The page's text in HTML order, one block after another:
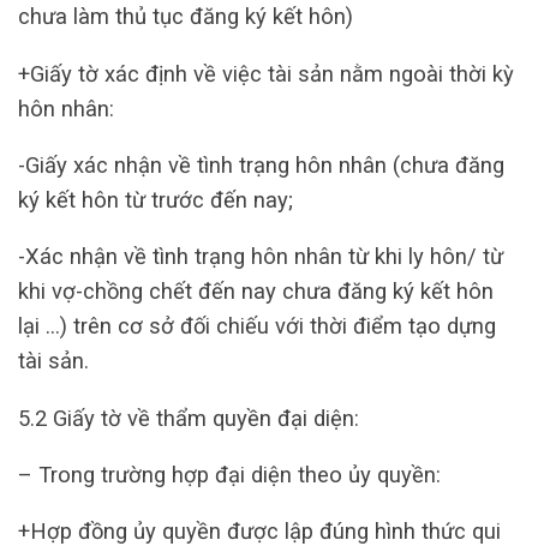
chưa làm thủ tục đăng ký kết hôn)
+Giấy tờ xác định về việc tài sản nằm ngoài thời kỳ
hôn nhân:
-Giấy xác nhận về tình trạng hôn nhân (chưa đăng
ký kết hôn từ trước đến nay;
-Xác nhận về tình trạng hôn nhân từ khi ly hôn/ từ
khi vợ-chồng chết đến nay chưa đăng ký kết hôn
lại …) trên cơ sở đối chiếu với thời điểm tạo dựng
tài sản.
5.2 Giấy tờ về thẩm quyền đại diện:
– Trong trường hợp đại diện theo ủy quyền:
+Hợp đồng ủy quyền được lập đúng hình thức qui